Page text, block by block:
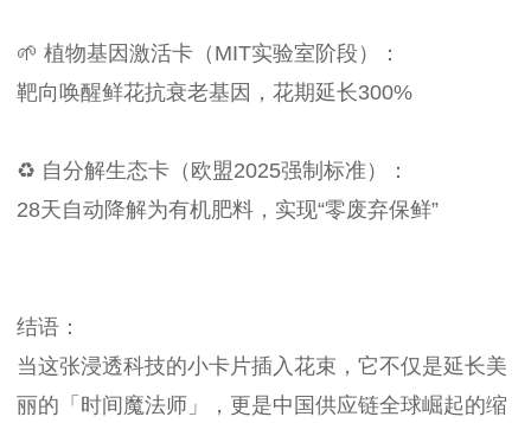
🌱 植物基因激活卡（MIT实验室阶段）：
靶向唤醒鲜花抗衰老基因，花期延长300%
♻️ 自分解生态卡（欧盟2025强制标准）：
28天自动降解为有机肥料，实现“零废弃保鲜”
结语：
当这张浸透科技的小卡片插入花束，它不仅是延长美
丽的「时间魔法师」，更是中国供应链全球崛起的缩